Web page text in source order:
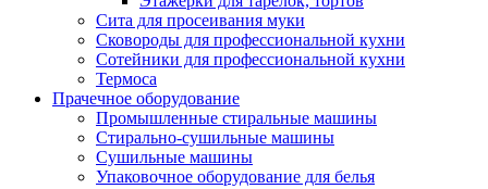
Сита для просеивания муки
Сковороды для профессиональной кухни
Сотейники для профессиональной кухни
Термоса
Прачечное оборудование
Промышленные стиральные машины
Стирально-сушильные машины
Сушильные машины
Упаковочное оборудование для белья